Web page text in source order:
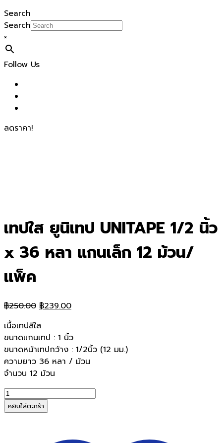
Search
Search
×
Follow Us
ลดราคา!
เทปใส ยูนิเทป UNITAPE 1/2 นิ้ว
x 36 หลา แกนเล็ก 12 ม้วน/
แพ็ค
฿250.00 Original
was:
฿250.00.
฿239.00Current
฿239.00.
เนื้อเทปสีใส
ขนาดแกนเทป : 1 นิ้ว
ขนาดหน้าเทปกว้าง : 1/2นิ้ว (12 มม.)
ความยาว 36 หลา / ม้วน
จำนวน 12 ม้วน
จำนวน
เทป
ใส
หยิบใส่ตะกร้า